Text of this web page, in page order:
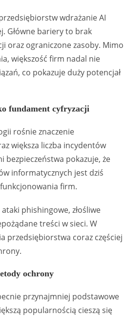
wdrażanie AI
Główne bariery to brak
oraz ograniczone zasoby. Mimo
większość firm nadal nie
co pokazuje duży potencjał
fundament cyfryzacji
rośnie znaczenie
większa liczba incydentów
bezpieczeństwa pokazuje, że
informatycznych jest dziś
firm.
phishingowe, złośliwe
treści w sieci. W
przedsiębiorstwa coraz częściej
ochrony
przynajmniej podstawowe
popularnością cieszą się